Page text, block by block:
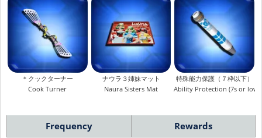
＊クックターナー
Cook Turner
ナウラ３姉妹マット
Naura Sisters Mat
特殊能力保護（７枠以下）
Ability Protection (7s or
Frequency Rewards